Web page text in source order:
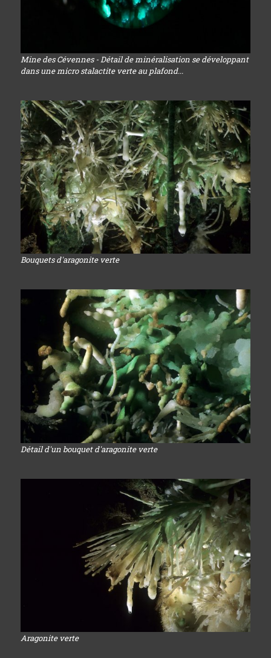
Mine des Cévennes - Détail de minéralisation se développant
dans une micro stalactite verte au plafond...
Bouquets d'aragonite verte
Détail d'un bouquet d'aragonite verte
Aragonite verte